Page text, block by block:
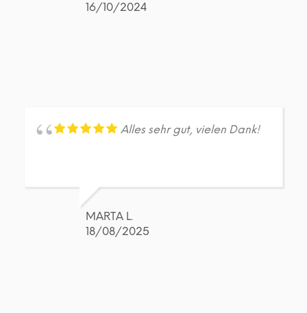
16/10/2024
Alles sehr gut, vielen Dank!
MARTA L.
18/08/2025